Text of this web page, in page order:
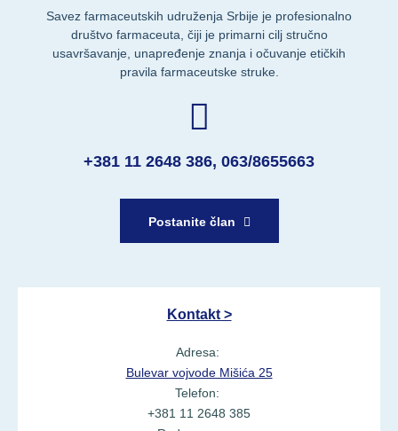
Savez farmaceutskih udruženja Srbije je profesionalno
društvo farmaceuta, čiji je primarni cilj stručno
usavršavanje, unapređenje znanja i očuvanje etičkih
pravila farmaceutske struke.
+381 11 2648 386, 063/8655663
Postanite član
Kontakt >
Adresa:
Bulevar vojvode Mišića 25
Telefon:
+381 11 2648 385